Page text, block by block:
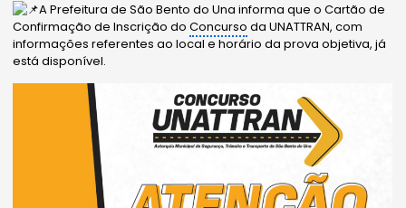
A Prefeitura de São Bento do Una informa que o Cartão de
Confirmação de Inscrição doConcurso da UNATTRAN, com
informações referentes ao local e horário da prova objetiva, já
está disponível.